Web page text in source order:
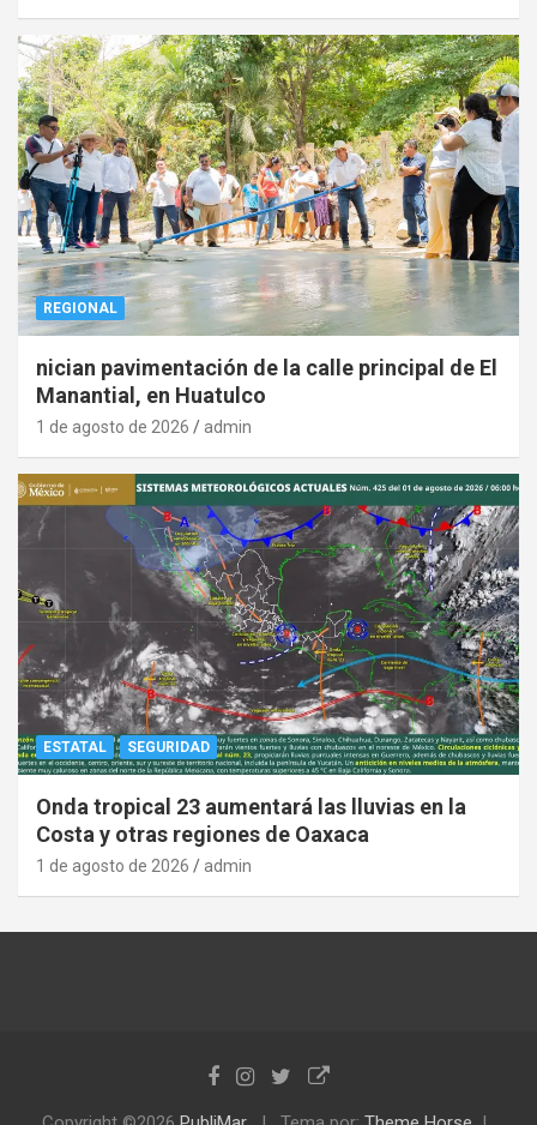
REGIONAL
nician pavimentación de la calle principal de El
Manantial, en Huatulco
1 de agosto de 2026 admin
ESTATAL SEGURIDAD
Onda tropical 23 aumentará las lluvias en la
Costa y otras regiones de Oaxaca
1 de agosto de 2026 admin